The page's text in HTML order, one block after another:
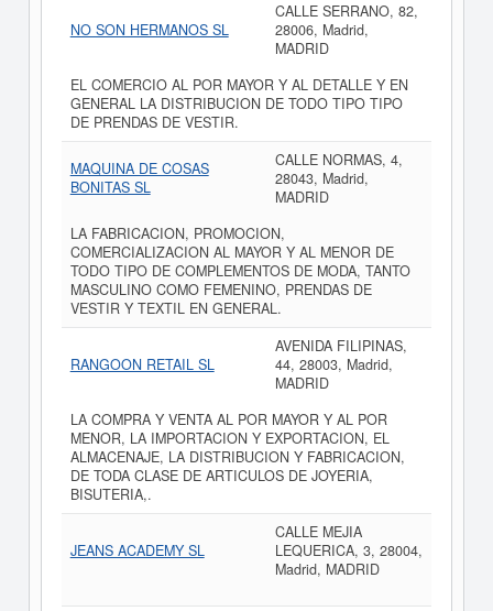
NO SON HERMANOS SL
CALLE SERRANO, 82,
28006, Madrid,
MADRID
EL COMERCIO AL POR MAYOR Y AL DETALLE Y EN
GENERAL LA DISTRIBUCION DE TODO TIPO TIPO
DE PRENDAS DE VESTIR.
MAQUINA DE COSAS
BONITAS SL
CALLE NORMAS, 4,
28043, Madrid,
MADRID
LA FABRICACION, PROMOCION,
COMERCIALIZACION AL MAYOR Y AL MENOR DE
TODO TIPO DE COMPLEMENTOS DE MODA, TANTO
MASCULINO COMO FEMENINO, PRENDAS DE
VESTIR Y TEXTIL EN GENERAL.
RANGOON RETAIL SL
AVENIDA FILIPINAS,
44, 28003, Madrid,
MADRID
LA COMPRA Y VENTA AL POR MAYOR Y AL POR
MENOR, LA IMPORTACION Y EXPORTACION, EL
ALMACENAJE, LA DISTRIBUCION Y FABRICACION,
DE TODA CLASE DE ARTICULOS DE JOYERIA,
BISUTERIA,.
JEANS ACADEMY SL
CALLE MEJIA
LEQUERICA, 3, 28004,
Madrid, MADRID